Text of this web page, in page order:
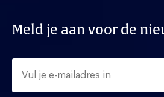
Meld je aan voor de